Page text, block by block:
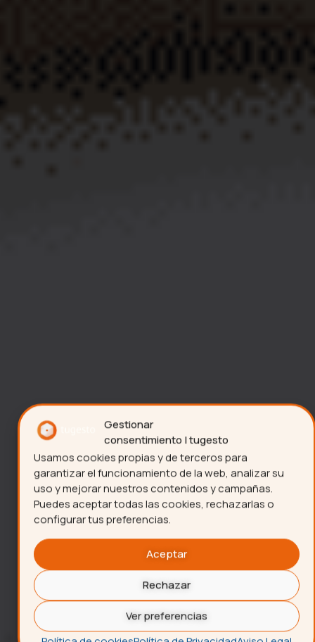
Gestionar
consentimiento | tugesto
Usamos cookies propias y de terceros para
garantizar el funcionamiento de la web, analizar su
uso y mejorar nuestros contenidos y campañas.
Puedes aceptar todas las cookies, rechazarlas o
configurar tus preferencias.
Aceptar
Rechazar
Ver preferencias